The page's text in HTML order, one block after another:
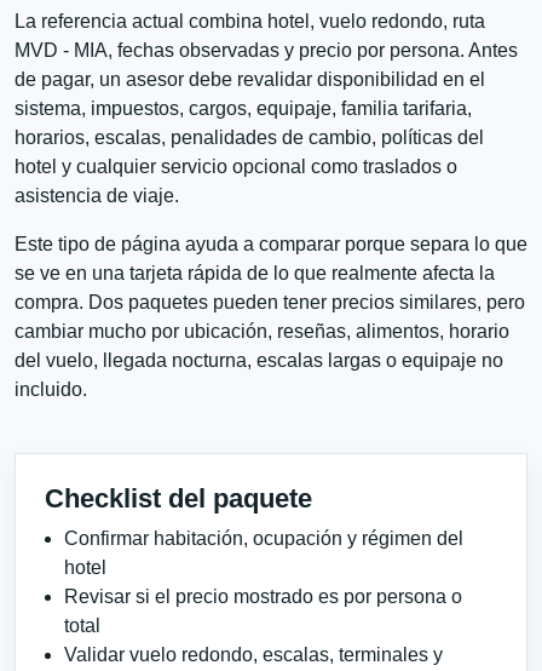
La referencia actual combina hotel, vuelo redondo, ruta
MVD - MIA, fechas observadas y precio por persona. Antes
de pagar, un asesor debe revalidar disponibilidad en el
sistema, impuestos, cargos, equipaje, familia tarifaria,
horarios, escalas, penalidades de cambio, políticas del
hotel y cualquier servicio opcional como traslados o
asistencia de viaje.
Este tipo de página ayuda a comparar porque separa lo que
se ve en una tarjeta rápida de lo que realmente afecta la
compra. Dos paquetes pueden tener precios similares, pero
cambiar mucho por ubicación, reseñas, alimentos, horario
del vuelo, llegada nocturna, escalas largas o equipaje no
incluido.
Checklist del paquete
Confirmar habitación, ocupación y régimen del
hotel
Revisar si el precio mostrado es por persona o
total
Validar vuelo redondo, escalas, terminales y